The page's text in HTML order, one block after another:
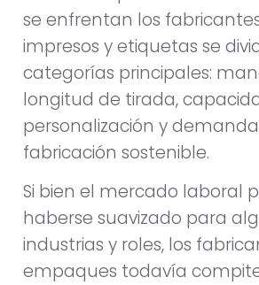
se enfrentan los
impresos y etiquetas se
categorías principales:
longitud de tirada,
personalización y
fabricación sostenible.
Si bien el mercado laboral
haberse suavizado para
industrias y roles, los
empaques todavía